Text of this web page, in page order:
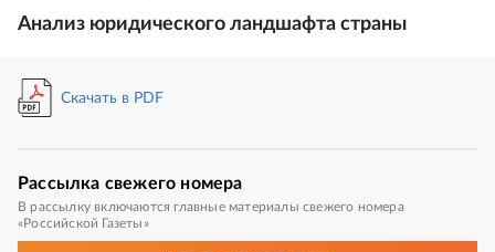
Анализ юридического ландшафта страны
Скачать в PDF
Рассылка свежего номера
В рассылку включаются главные материалы свежего номера
«Российской Газеты»